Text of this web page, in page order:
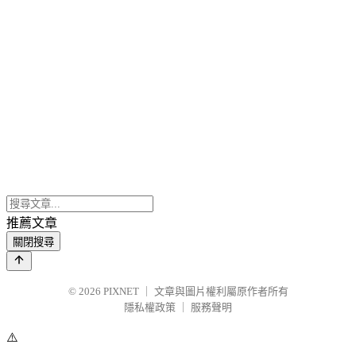
推薦文章
關閉搜尋
© 2026 PIXNET
文章與圖片權利屬原作者所有
隱私權政策
服務聲明
⚠️